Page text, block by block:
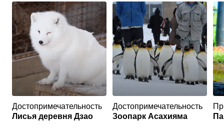
Достопримечательность
Лисья деревня Дзао
Достопримечательность
Зоопарк Асахияма